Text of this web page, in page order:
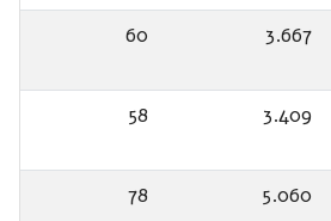
3.667
60
3.409
58
5.060
78